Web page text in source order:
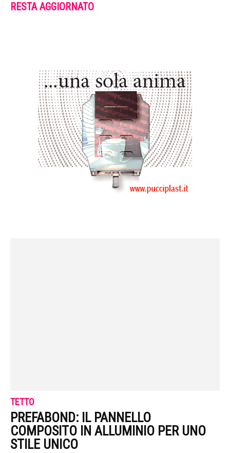
RESTA AGGIORNATO
TETTO
PREFABOND: IL PANNELLO
COMPOSITO IN ALLUMINIO PER UNO
STILE UNICO